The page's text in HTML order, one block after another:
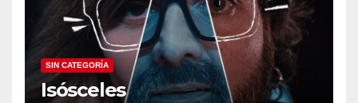
SIN CATEGORÍA
Isósceles